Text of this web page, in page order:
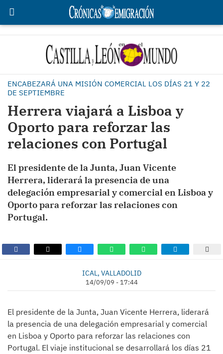
ENCABEZARÁ UNA MISIÓN COMERCIAL LOS DÍAS 21 Y 22
DE SEPTIEMBRE
Herrera viajará a Lisboa y
Oporto para reforzar las
relaciones con Portugal
El presidente de la Junta, Juan Vicente
Herrera, liderará la presencia de una
delegación empresarial y comercial en Lisboa y
Oporto para reforzar las relaciones con
Portugal.
ICAL, VALLADOLID
14/09/09 - 17:44
El presidente de la Junta, Juan Vicente Herrera, liderará
la presencia de una delegación empresarial y comercial
en Lisboa y Oporto para reforzar las relaciones con
Portugal. El viaje institucional se desarrollará los días 21